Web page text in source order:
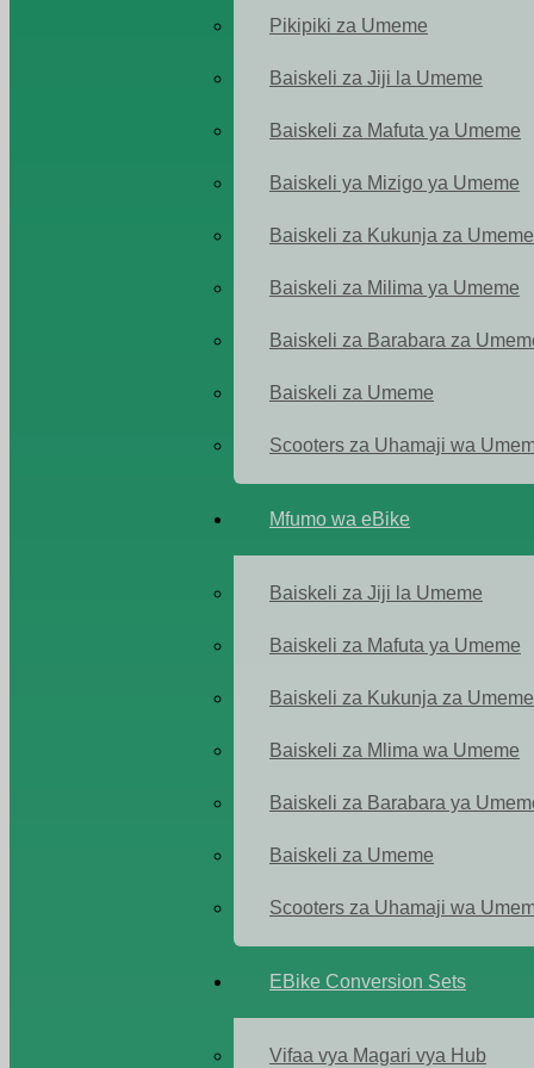
Pikipiki za Umeme
Baiskeli za Jiji la Umeme
Baiskeli za Mafuta ya Umeme
Baiskeli ya Mizigo ya Umeme
Baiskeli za Kukunja za Umeme
Baiskeli za Milima ya Umeme
Baiskeli za Barabara za
Baiskeli za Umeme
Scooters za Uhamaji wa
Mfumo wa eBike
Baiskeli za Jiji la Umeme
Baiskeli za Mafuta ya Umeme
Baiskeli za Kukunja za Umeme
Baiskeli za Mlima wa Umeme
Baiskeli za Barabara ya
Baiskeli za Umeme
Scooters za Uhamaji wa
EBike Conversion Sets
Vifaa vya Magari vya Hub